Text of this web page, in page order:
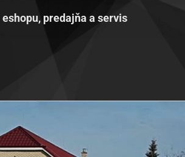
predajňa a servis